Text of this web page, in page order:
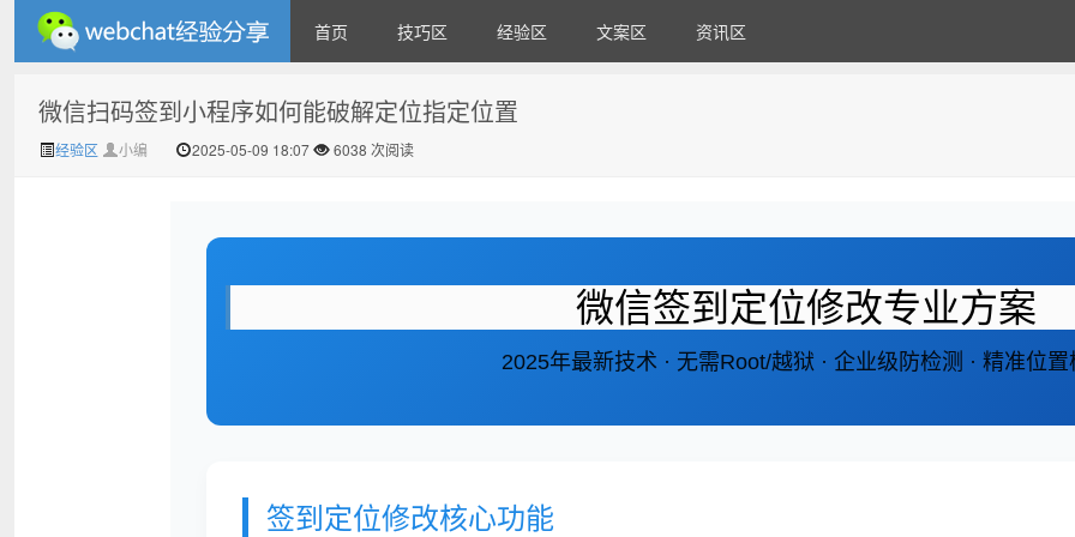
微信经验技巧分享网 - 2人共
首页 技巧区 经验区 文案区 资讯区
微信扫码签到小程序如何能破解定位指定位置
经验区 小编 2025-05-09 18:07 6038 次阅读
微信签到定位修改专业方案
2025年最新技术 · 无需Root/越狱 · 企业级防检测 · 精准位置
签到定位修改核心功能